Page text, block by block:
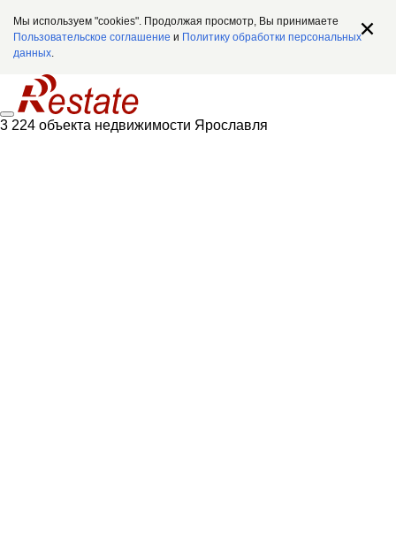
Мы используем "cookies". Продолжая просмотр, Вы принимаете
Пользовательское соглашение и Политику обработки персональных
данных.
3 224 объекта недвижимости Ярославля